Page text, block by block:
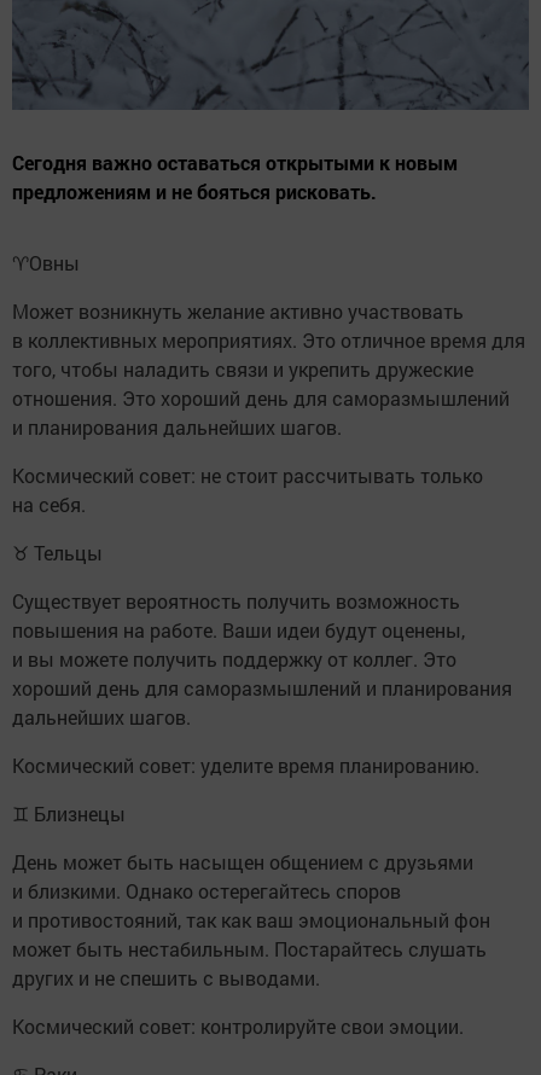
Сегодня важно оставаться открытыми к новым
предложениям и не бояться рисковать.
♈️Овны
Может возникнуть желание активно участвовать
в коллективных мероприятиях. Это отличное время для
того, чтобы наладить связи и укрепить дружеские
отношения. Это хороший день для саморазмышлений
и планирования дальнейших шагов.
Космический совет: не стоит рассчитывать только
на себя.
♉ Тельцы
Существует вероятность получить возможность
повышения на работе. Ваши идеи будут оценены,
и вы можете получить поддержку от коллег. Это
хороший день для саморазмышлений и планирования
дальнейших шагов.
Космический совет: уделите время планированию.
♊ Близнецы
День может быть насыщен общением с друзьями
и близкими. Однако остерегайтесь споров
и противостояний, так как ваш эмоциональный фон
может быть нестабильным. Постарайтесь слушать
других и не спешить с выводами.
Космический совет: контролируйте свои эмоции.